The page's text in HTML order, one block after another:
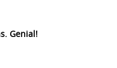
Genial!